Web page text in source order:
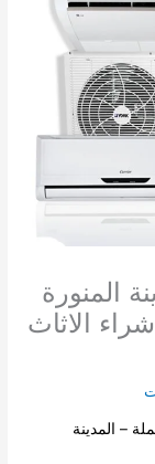
المنورة
شراء الاثاث
– المدينة